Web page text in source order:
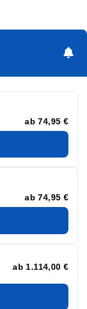
ab 74,95 €
ab 74,95 €
ab 1.114,00 €